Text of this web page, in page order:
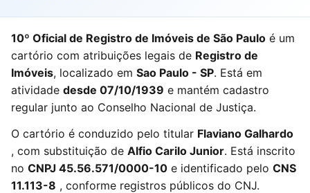
10º Oficial de Registro de Imóveis de São Paulo é um
cartório com atribuições legais de Registro de
Imóveis, localizado em Sao Paulo - SP. Está em
atividade desde 07/10/1939 e mantém cadastro
regular junto ao Conselho Nacional de Justiça.
O cartório é conduzido pelo titular Flaviano Galhardo
, com substituição de Alfio Carilo Junior. Está inscrito
no CNPJ 45.56.571/0000-10 e identificado pelo CNS
11.113-8 , conforme registros públicos do CNJ.